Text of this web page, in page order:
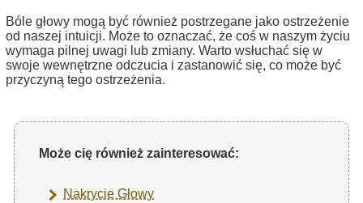
Bóle głowy mogą być również postrzegane jako ostrzeżenie
od naszej intuicji. Może to oznaczać, że coś w naszym życiu
wymaga pilnej uwagi lub zmiany. Warto wsłuchać się w
swoje wewnętrzne odczucia i zastanowić się, co może być
przyczyną tego ostrzeżenia.
Może cię również zainteresować:
Nakrycie Głowy